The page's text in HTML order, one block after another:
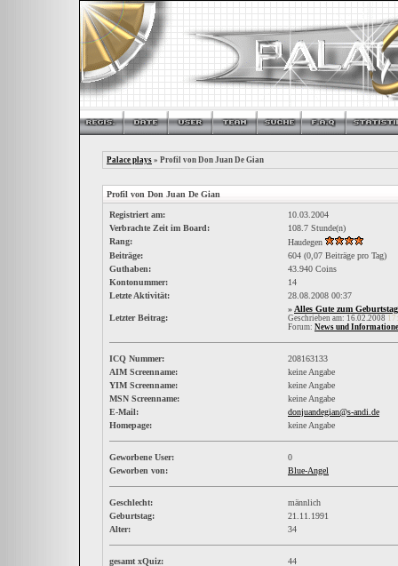
Palace plays » Profil von Don Juan De Gian
Profil von Don Juan De Gian
Registriert am:
10.03.2004
Verbrachte Zeit im Board:
108.7 Stunde(n)
Rang:
Haudegen
Beiträge:
604 (0,07 Beiträge pro Tag)
Guthaben:
43.940 Coins
Kontonummer:
14
Letzte Aktivität:
28.08.2008 00:37
Letzter Beitrag:
» Alles Gute zum
Geschrieben am: 16.02.2008
Forum: News und
ICQ Nummer:
208163133
AIM Screenname:
keine Angabe
YIM Screenname:
keine Angabe
MSN Screenname:
keine Angabe
E-Mail:
donjuandegian@s-andi.de
Homepage:
keine Angabe
Geworbene User:
0
Geworben von:
Blue-Angel
Geschlecht:
männlich
Geburtstag:
21.11.1991
Alter:
34
gesamt xQuiz:
44